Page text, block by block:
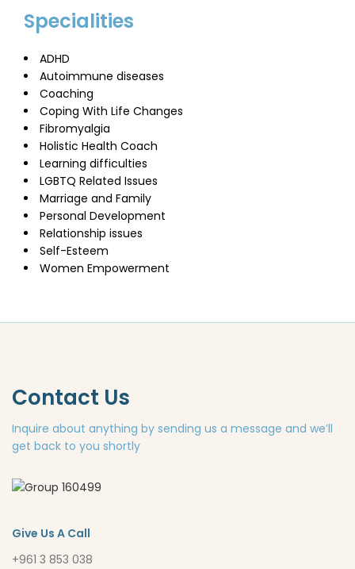
Specialities
ADHD
Autoimmune diseases
Coaching
Coping With Life Changes
Fibromyalgia
Holistic Health Coach
Learning difficulties
LGBTQ Related Issues
Marriage and Family
Personal Development
Relationship issues
Self-Esteem
Women Empowerment
Contact Us
Inquire about anything by sending us a message and we’ll
get back to you shortly
Give Us A Call
+961 3 853 038